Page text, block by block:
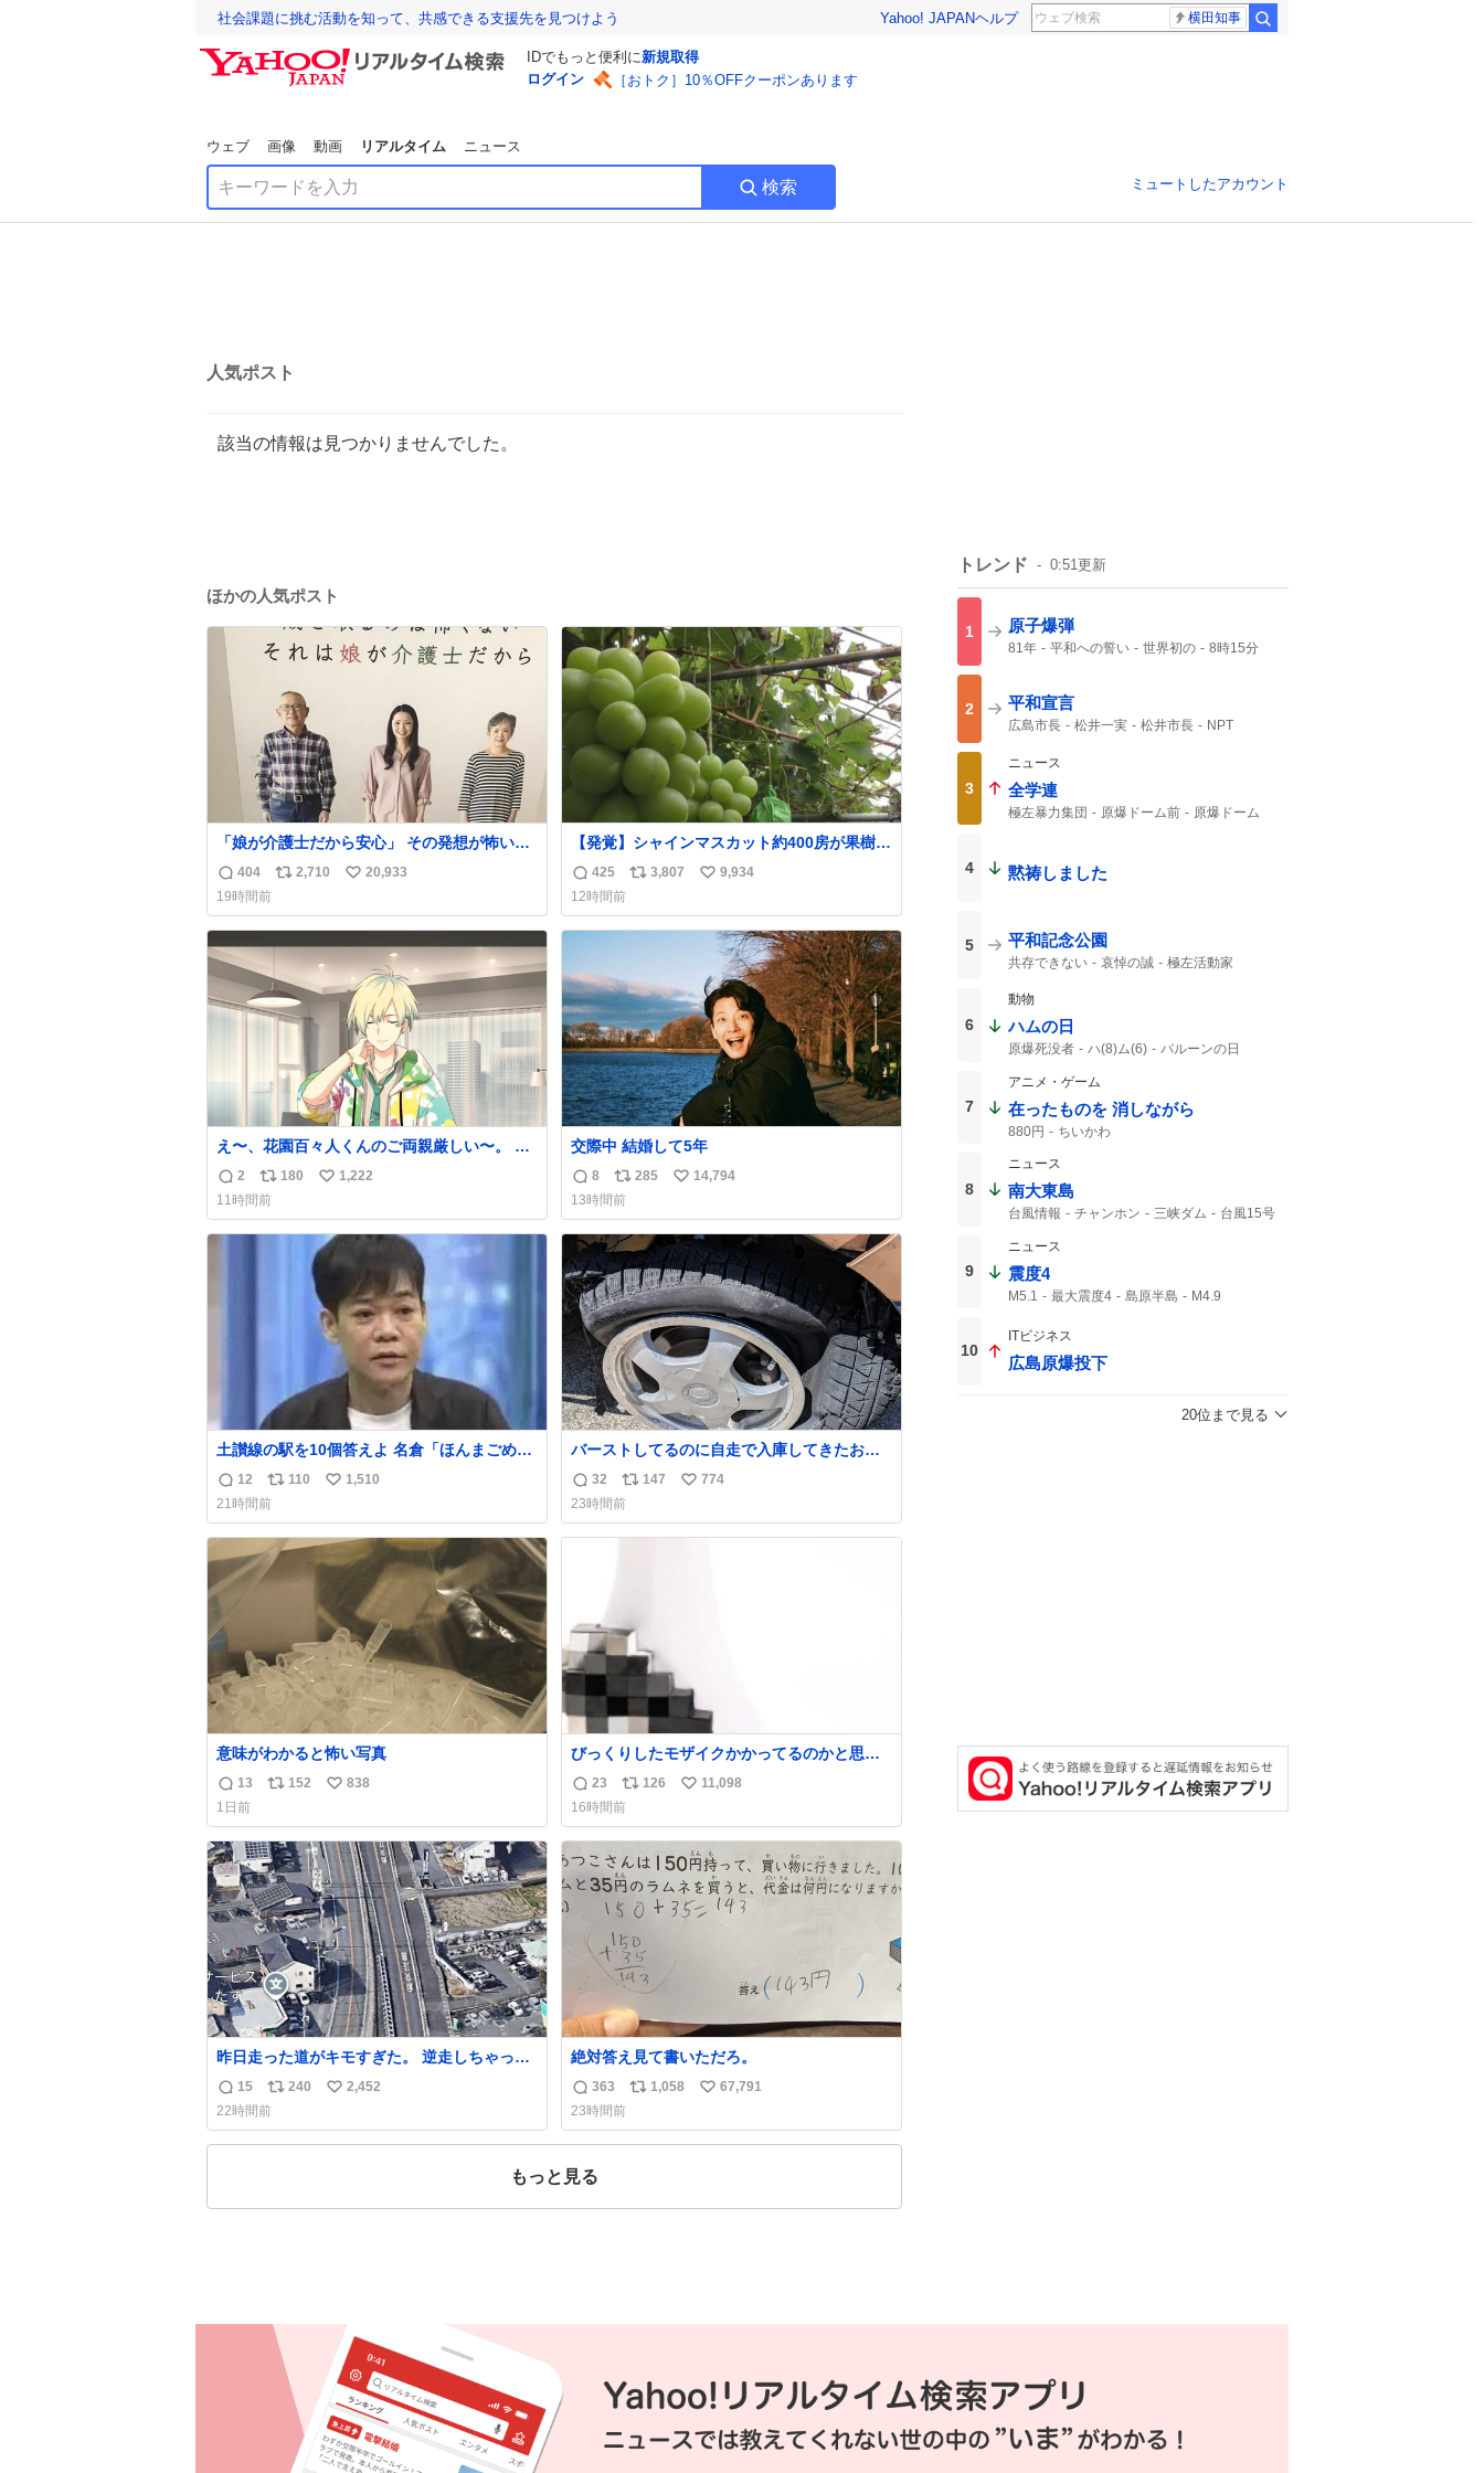
社会課題に挑む活動を知って、共感できる支援先を見つけよう Yahoo! JAPANヘルプ 横田知事
IDでもっと便利に新規取得
ログイン
［おトク］10％OFFクーポンあります
ウェブ 画像 動画 リアルタイム ニュース
検索 ミュートしたアカウント
人気ポスト
該当の情報は見つかりませんでした。
ほかの人気ポスト
「娘が介護士だから安心」 その発想が怖い。
ちなみにこのポスターは、介護職の求人や転
職支援をしている会社のポスターらしい。
返
信
数
404
リ
ス
ト
数
2,710
い
ね
数
20,933
19時間前
【発覚】シャインマスカット約400房が果樹園
から盗まれる 栃木・佐野市
news.livedoor.com/article/detail… 被害に遭
った果樹園には防犯カメラなどはなく、シャ
インマスカットが盗まれた木には刃物などで
切られた跡が。市内で今年に入って同様の被
害は確認されておらず、警察はパトロールを
強化する。
返
信
数
425
リ
ス
3,807
い
ね
9,934
12時間前
え〜、花園百々人くんのご両親厳しい〜。 で
も9歳児の市原仁奈にここまで「構ってほし
い、構ってくれるの？」と寂しさを極限まで
煮詰めた台詞を何気ない日常会話で発言させ
てるご両親もだいぶ厳しいよ 双方弁護士を
返
信
数
2
リ
ポ
ス
180
い
ね
数
1,222
11時間前
交際中 結婚して5年
返
信
数
8
リ
ポ
ス
ト
数
285
い
ね
数
14,794
13時間前
土讃線の駅を10個答えよ 名倉「ほんまごめ
ん、」 ↑正解（御免駅）
返
信
数
12
リ
ポ
ス
ト
数
110
い
ね
数
1,510
21時間前
バーストしてるのに自走で入庫してきたお客
さん バーストしたならその場で動かないで助
け呼んで下さい😰 保険にロードサービス付い
てて金銭負担も無いんですから これで走る
と、壊さなくていい所まで壊しちゃいますか
返
信
数
32
リ
ポ
ス
147
い
ね
774
23時間前
意味がわかると怖い写真
返
信
数
13
リ
ス
ト
数
152
い
ね
数
838
1日前
びっくりしたモザイクかかってるのかと思っ
た
返
信
数
23
リ
ポ
ス
ト
数
126
い
ね
数
11,098
16時間前
昨日走った道がキモすぎた。 逆走しちゃった
かと思ったよ
返
信
数
15
リ
ポ
ス
240
い
ね
2,452
22時間前
絶対答え見て書いただろ。
返
信
数
363
リ
ス
1,058
い
ね
67,791
23時間前
もっと見る
トレンド 0:51更新
1 原子爆弾
81年 平和への誓い 世界初の
8時15分
2 平和宣言
広島市長 松井一実 松井市長
NPT
第二次大戦
3
ニュース
全学連
極左暴力集団 原爆ドーム前
原爆ドーム
4 黙祷しました
5 平和記念公園
共存できない 哀悼の誠
極左活動家
6
動物
ハムの日
原爆死没者 ハ(8)ム(6)
バルーンの日
7
アニメ・ゲーム
在ったものを 消しながら
880円 ちいかわ
8
ニュース
南大東島
台風情報 チャンホン 三峡ダム
台風15号
13号
9
ニュース
震度4
M5.1 最大震度4 島原半島
M4.9
筑後地方
緊急地震速報
10
ITビジネス
広島原爆投下
20位まで見る